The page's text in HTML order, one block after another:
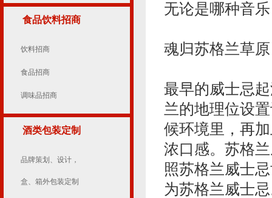
食品饮料招商
饮料招商
食品招商
调味品招商
酒类包装定制
品牌策划、设计，
盒、箱外包装定制
无论是哪种音
魂归苏格兰草原
最早的威士忌
兰的地理位设
候环境里，再
浓口感。苏格
照苏格兰威士
为苏格兰威士